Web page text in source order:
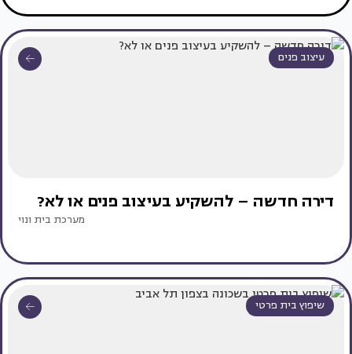
עיצוב פנים
דירה חדשה – להשקיע בעיצוב פנים או לא?
מערכת בית ונוי
שיפוץ בית פרטי